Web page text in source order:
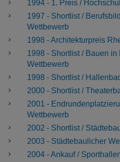
1994 - 1. Preis /
1997 - Shortlist /
Wettbewerb
1998 - Architekturpreis
1998 - Shortlist / Bauen
Wettbewerb
1998 - Shortlist /
2000 - Shortlist /
2001 -
Wettbewerb
2002 - Shortlist /
2003 - Städtebaulicher
2004 - Ankauf /